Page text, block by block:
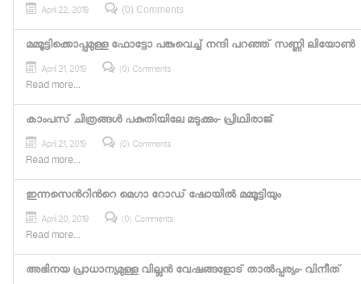
April 22, 2019 (0) Comments
മമ്മൂട്ടിക്കൊപ്പമുള്ള ഫോട്ടോ പങ്കുവെച്ച് നന്ദി പറഞ്ഞ് സണ്ണി ലിയോണ്‍
April 21, 2019 (0) Comments
Read more...
കാംപസ് ചിത്രങ്ങള്‍ പകുതിയിലേ മടുക്കും- പ്രിഥ്വിരാജ്
April 21, 2019 (0) Comments
Read more...
ഇന്നസെന്‍റിന്‍റെ മെഗാ റോഡ് ഷോയില്‍ മമ്മൂട്ടിയും
April 20, 2019 (0) Comments
Read more...
അഭിനയ പ്രാധാന്യമുള്ള വില്ലന്‍ വേഷങ്ങളോട് താല്‍പ്പര്യം- വിനീത്